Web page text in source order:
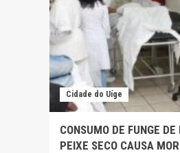
Cidade do Uíge
CONSUMO DE FUNGE DE
PEIXE SECO CAUSA